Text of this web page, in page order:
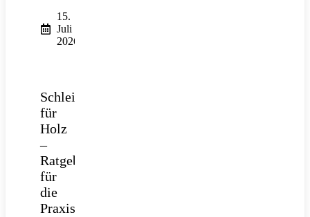
15.
Juli
2026
Schleifpapier
für
Holz
–
Ratgeber
für
die
Praxis